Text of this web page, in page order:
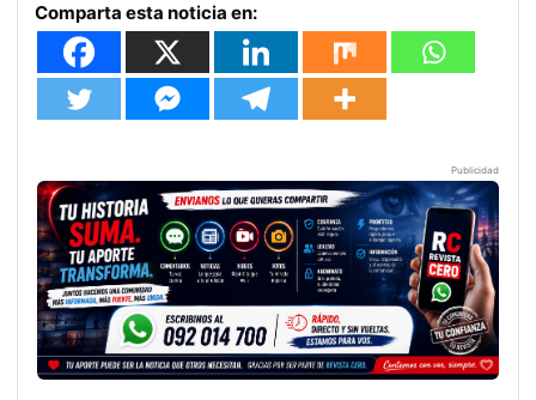
Comparta esta noticia en:
Publicidad